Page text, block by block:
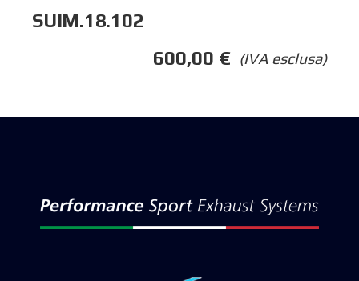
SUIM.18.102
(IVA esclusa)
600,00 €